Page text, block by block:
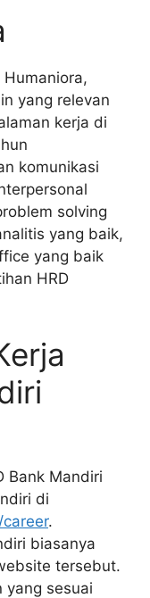
yang relevan
kerja di
komunikasi
solving
yang baik,
yang baik
HRD
Bank Mandiri
di
.
biasanya
tersebut.
yang sesuai